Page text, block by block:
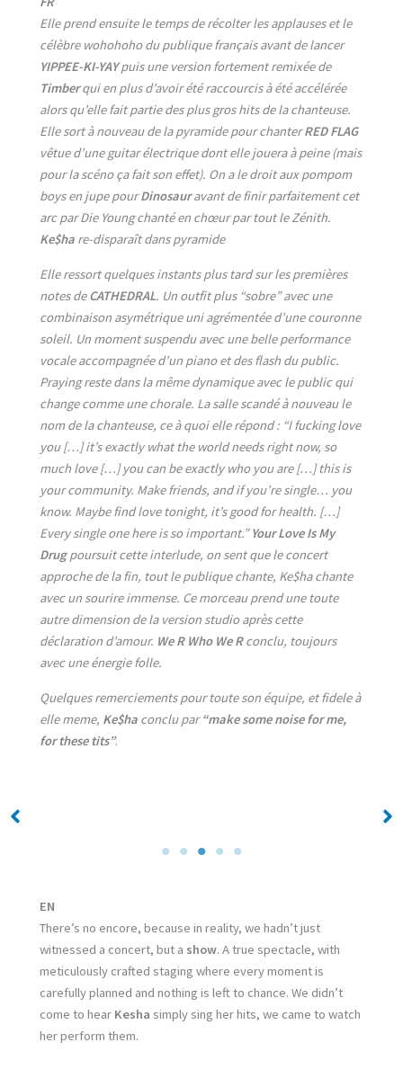
Elle prend ensuite le temps de récolter les applauses et le
célèbre wohohoho du publique français avant de lancer
YIPPEE-KI-YAYpuis une version fortement remixée de
Timberqui en plus d’avoir été raccourcis à été accélérée
alors qu’elle fait partie des plus gros hits de la chanteuse.
Elle sort à nouveau de la pyramide pour chanterRED FLAG
vêtue d’une guitar électrique dont elle jouera à peine (mais
pour la scéno ça fait son effet). On a le droit aux pompom
boys en jupe pourDinosauravant de finir parfaitement cet
arc par Die Young chanté en chœur par tout le Zénith.
Ke$ha re-disparaît dans pyramide
Elle ressort quelques instants plus tard sur les premières
notes deCATHEDRAL. Un outfit plus “sobre” avec une
combinaison asymétrique uni agrémentée d’une couronne
soleil. Un moment suspendu avec une belle performance
vocale accompagnée d’un piano et des flash du public.
Praying reste dans la même dynamique avec le public qui
change comme une chorale. La salle scandé à nouveau le
nom de la chanteuse, ce à quoi elle répond : “I fucking love
you […] it’s exactly what the world needs right now, so
much love […] you can be exactly who you are […] this is
your community. Make friends, and if you’re single… you
know. Maybe find love tonight, it’s good for health. […]
Every single one here is so important.”Your Love Is My
Drugpoursuit cette interlude, on sent que le concert
approche de la fin, tout le publique chante, Ke$ha chante
avec un sourire immense. Ce morceau prend une toute
autre dimension de la version studio après cette
déclaration d’amour. We R Who We Rconclu, toujours
avec une énergie folle.
Quelques remerciements pour toute son équipe, et fidele à
elle meme, Ke$ha conclu par“make some noise for me,
for these tits”.
EN
There’s no encore, because in reality, we hadn’t just
witnessed a concert, but a show. A true spectacle, with
meticulously crafted staging where every moment is
carefully planned and nothing is left to chance. We didn’t
come to hear Kesha simply sing her hits, we came to watch
her perform them.